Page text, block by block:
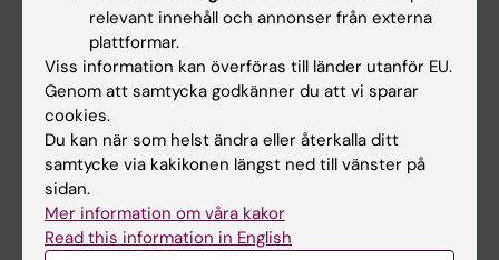
Utbildning
Forskarutbildning
Forskning
Om KI
På gång
Nyheter
relevant innehåll och annonser från externa
plattformar.
Viss information kan överföras till länder utanför EU.
Genom att samtycka godkänner du att vi sparar
cookies.
Du kan när som helst ändra eller återkalla ditt
samtycke via kakikonen längst ned till vänster på
sidan.
Mer information om våra kakor
Read this information in English